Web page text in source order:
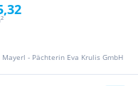
Mayerl - Pächterin Eva Krulis GmbH